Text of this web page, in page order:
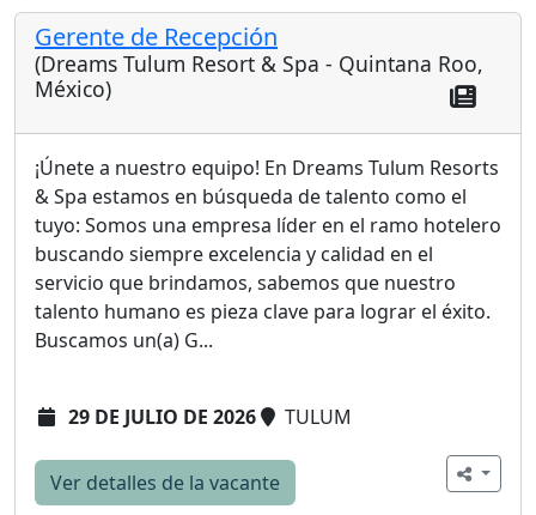
Gerente de Recepción
(Dreams Tulum Resort & Spa - Quintana Roo,
México)
¡Únete a nuestro equipo! En Dreams Tulum Resorts
& Spa estamos en búsqueda de talento como el
tuyo: Somos una empresa líder en el ramo hotelero
buscando siempre excelencia y calidad en el
servicio que brindamos, sabemos que nuestro
talento humano es pieza clave para lograr el éxito.
Buscamos un(a) G...
29 DE JULIO DE 2026 TULUM
Ver detalles de la vacante